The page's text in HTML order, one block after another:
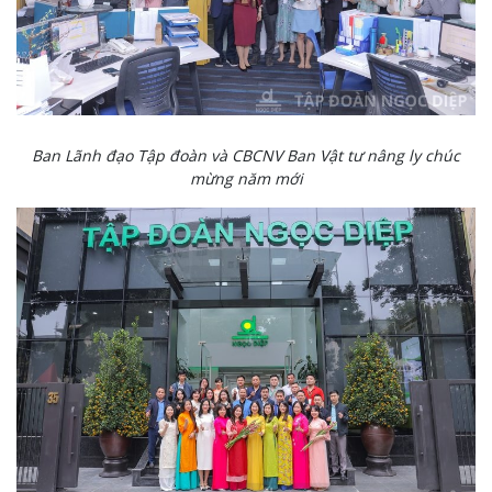
Ban Lãnh đạo Tập đoàn và CBCNV Ban Vật tư nâng ly chúc
mừng năm mới